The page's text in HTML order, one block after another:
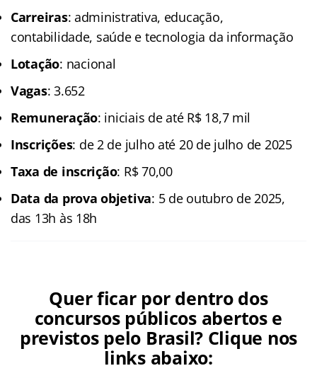
Carreiras: administrativa, educação,
contabilidade, saúde e tecnologia da informação
Lotação: nacional
Vagas: 3.652
Remuneração: iniciais de até R$ 18,7 mil
Inscrições: de 2 de julho até 20 de julho de 2025
Taxa de inscrição: R$ 70,00
Data da prova objetiva: 5 de outubro de 2025,
das 13h às 18h
Quer ficar por dentro dos
concursos públicos abertos e
previstos pelo Brasil? Clique nos
links abaixo: